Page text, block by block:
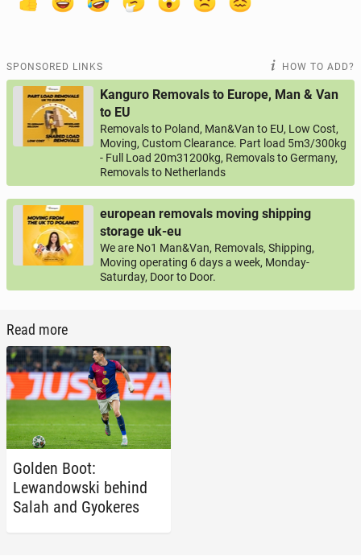
SPONSORED LINKS HOW TO ADD?
Kanguro Removals to Europe, Man & Van
to EU
Removals to Poland, Man&Van to EU, Low Cost,
Moving, Custom Clearance. Part load 5m3/300kg
- Full Load 20m31200kg, Removals to Germany,
Removals to Netherlands
european removals moving shipping
storage uk-eu
We are No1 Man&Van, Removals, Shipping,
Moving operating 6 days a week, Monday-
Saturday, Door to Door.
Read more
Golden Boot:
Lewandows­ki behind
Salah and Gyok­eres